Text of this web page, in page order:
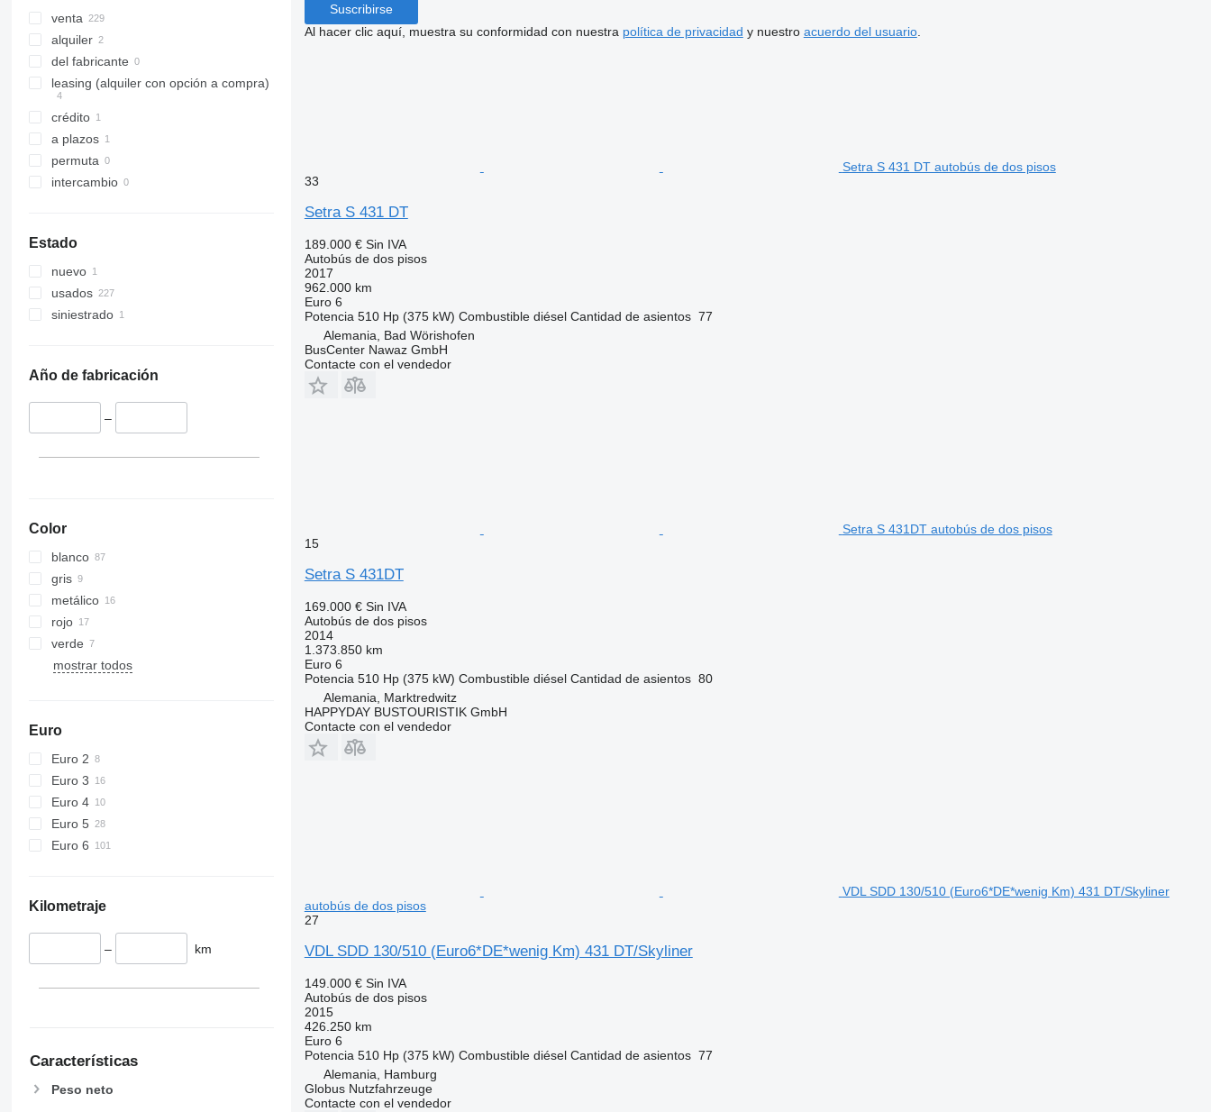
venta
alquiler
del fabricante
leasing (alquiler con opción a compra)
crédito
a plazos
permuta
intercambio
Estado
nuevo
usados
siniestrado
Año de fabricación
–
Color
blanco
gris
metálico
rojo
verde
mostrar todos
Euro
Euro 2
Euro 3
Euro 4
Euro 5
Euro 6
Kilometraje
– km
Características
Peso neto
Suscribirse
Al hacer clic aquí, muestra su conformidad con nuestra política de privacidad y nuestro acuerdo del usuario.
Setra S 431 DT autobús de dos pisos
33
Setra S 431 DT
189.000 € Sin IVA
Autobús de dos pisos
2017
962.000 km
Euro 6
Potencia 510 Hp (375 kW) Combustible diésel Cantidad de asientos 77
Alemania, Bad Wörishofen
BusCenter Nawaz GmbH
Contacte con el vendedor
Setra S 431DT autobús de dos pisos
15
Setra S 431DT
169.000 € Sin IVA
Autobús de dos pisos
2014
1.373.850 km
Euro 6
Potencia 510 Hp (375 kW) Combustible diésel Cantidad de asientos 80
Alemania, Marktredwitz
HAPPYDAY BUSTOURISTIK GmbH
Contacte con el vendedor
VDL SDD 130/510 (Euro6*DE*wenig Km) 431 DT/Skyliner
autobús de dos pisos
27
VDL SDD 130/510 (Euro6*DE*wenig Km) 431 DT/Skyliner
149.000 € Sin IVA
Autobús de dos pisos
2015
426.250 km
Euro 6
Potencia 510 Hp (375 kW) Combustible diésel Cantidad de asientos 77
Alemania, Hamburg
Globus Nutzfahrzeuge
Contacte con el vendedor